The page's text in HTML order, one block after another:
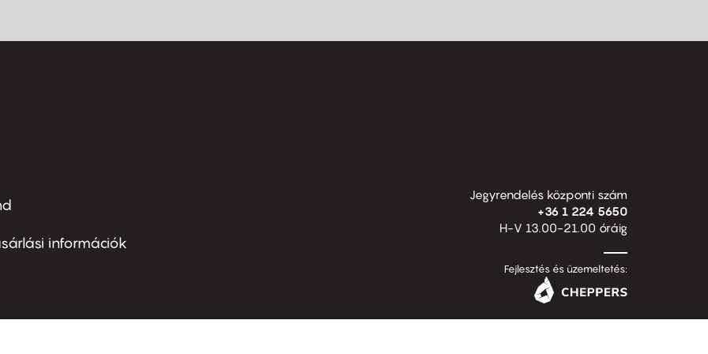
információk
Jegyrendelés központi szám
+36 1 224 5650
H-V 13.00-21.00 óráig
Fejlesztés és üzemeltetés: